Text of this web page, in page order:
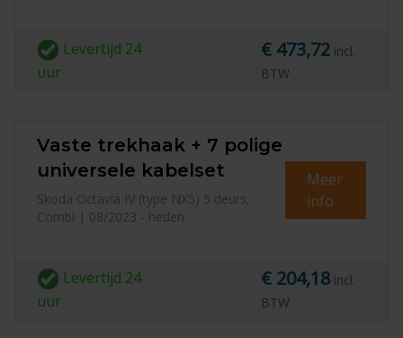
Levertijd 24
uur
€ 473,72 incl.
BTW
Vaste trekhaak + 7 polige
universele kabelset
Skoda Octavia IV (type NX5) 5 deurs,
Combi | 08/2023 - heden
Meer
info
Levertijd 24
uur
€ 204,18 incl.
BTW